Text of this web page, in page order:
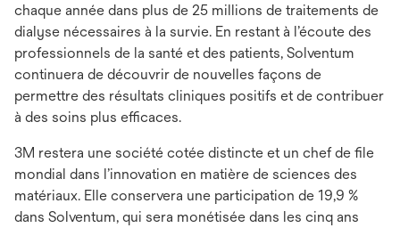
chaque année dans plus de 25 millions de traitements de
dialyse nécessaires à la survie. En restant à l’écoute des
professionnels de la santé et des patients, Solventum
continuera de découvrir de nouvelles façons de
permettre des résultats cliniques positifs et de contribuer
à des soins plus efficaces.
3M restera une société cotée distincte et un chef de file
mondial dans l’innovation en matière de sciences des
matériaux. Elle conservera une participation de 19,9 %
dans Solventum, qui sera monétisée dans les cinq ans